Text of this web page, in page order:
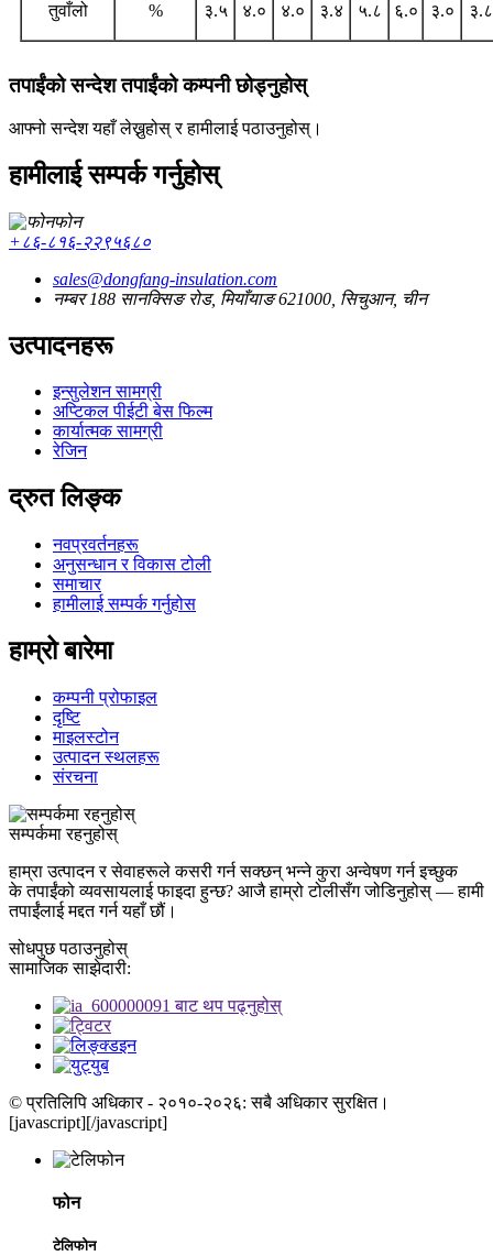
तुवाँलो % ३.५ ४.० ४.० ३.४ ५.८ ६.० ३.० ३.८
तपाईंको सन्देश तपाईंको कम्पनी छोड्नुहोस्
आफ्नो सन्देश यहाँ लेख्नुहोस् र हामीलाई पठाउनुहोस्।
हामीलाई सम्पर्क गर्नुहोस्
फोन
+८६-८१६-२२९५६८०
sales@dongfang-insulation.com
नम्बर 188 सानक्सिङ रोड, मियाँयाङ 621000, सिचुआन, चीन
उत्पादनहरू
इन्सुलेशन सामग्री
अप्टिकल पीईटी बेस फिल्म
कार्यात्मक सामग्री
रेजिन
द्रुत लिङ्क
नवप्रवर्तनहरू
अनुसन्धान र विकास टोली
समाचार
हामीलाई सम्पर्क गर्नुहोस
हाम्रो बारेमा
कम्पनी प्रोफाइल
दृष्टि
माइलस्टोन
उत्पादन स्थलहरू
संरचना
सम्पर्कमा रहनुहोस्
हाम्रा उत्पादन र सेवाहरूले कसरी गर्न सक्छन् भन्ने कुरा अन्वेषण गर्न इच्छुक
के तपाईंको व्यवसायलाई फाइदा हुन्छ? आजै हाम्रो टोलीसँग जोडिनुहोस् — हामी
तपाईंलाई मद्दत गर्न यहाँ छौं।
सोधपुछ पठाउनुहोस्
सामाजिक साझेदारी:
© प्रतिलिपि अधिकार - २०१०-२०२६: सबै अधिकार सुरक्षित।
[javascript][/javascript]
फोन
टेलिफोन